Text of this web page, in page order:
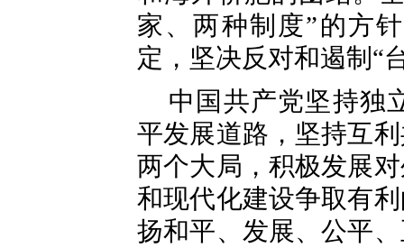
家、两种制度”的方
定，坚决反对和遏制“
中国共产党坚持独
平发展道路，坚持互
两个大局，积极发展
和现代化建设争取有
扬和平、发展、公平